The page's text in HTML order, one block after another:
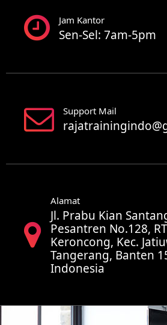
Jam Kantor
Sen-Sel: 7am-5pm
Support Mail
Alamat
Jl. Prabu Kian
Pesantren No.128,
Keroncong, Kec.
Tangerang, Banten
Indonesia